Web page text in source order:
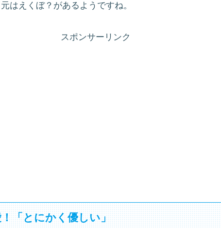
はえくぼ？があるようですね。
スポンサーリンク
「とにかく優しい」